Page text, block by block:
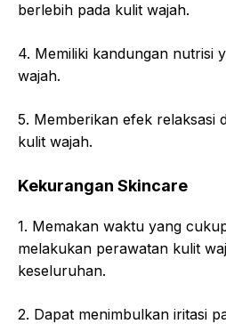
berlebih pada kulit wajah.
4. Memiliki kandungan nutrisi
wajah.
5. Memberikan efek relaksasi
kulit wajah.
Kekurangan Skincare
1. Memakan waktu yang
melakukan perawatan kulit
keseluruhan.
2. Dapat menimbulkan iritasi